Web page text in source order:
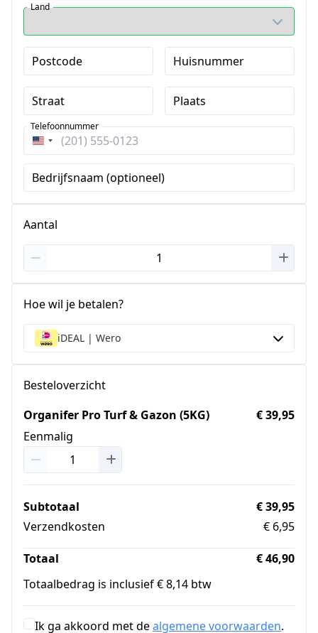
Land
Postcode Huisnummer
Straat Plaats
Verenigde
Staten
+1
Telefoonnummer
Bedrijfsnaam (optioneel)
Aantal
Hoe wil je betalen?
iDEAL | Wero
Besteloverzicht
Organifer Pro Turf & Gazon (5KG)
Eenmalig
€ 39,95
Subtotaal
€ 39,95
Verzendkosten
€ 6,95
Totaal
€ 46,90
Totaalbedrag is inclusief € 8,14 btw
Ik ga akkoord met dealgemene voorwaarden.